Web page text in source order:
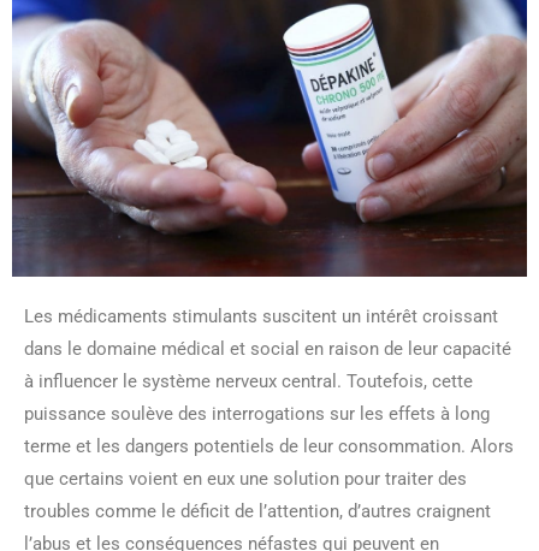
Les médicaments stimulants suscitent un intérêt croissant
dans le domaine médical et social en raison de leur capacité
à influencer le système nerveux central. Toutefois, cette
puissance soulève des interrogations sur les effets à long
terme et les dangers potentiels de leur consommation. Alors
que certains voient en eux une solution pour traiter des
troubles comme le déficit de l’attention, d’autres craignent
l’abus et les conséquences néfastes qui peuvent en